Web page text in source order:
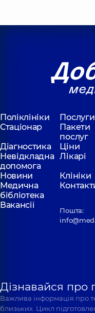
Поліклініки
Послуги
Стаціонар
Пакети
послуг
Діагностика
Ціни
Невідкладна
допомога
Лікарі
Новини
Клініки
Медична
бібліотека
Вакансії
Пошта:
Дізнавайся про
Важлива інформація про
близьких. Цикл